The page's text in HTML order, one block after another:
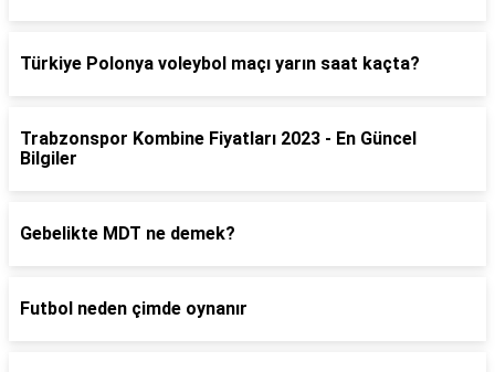
Türkiye Polonya voleybol maçı yarın saat kaçta?
Trabzonspor Kombine Fiyatları 2023 - En Güncel
Bilgiler
Gebelikte MDT ne demek?
Futbol neden çimde oynanır